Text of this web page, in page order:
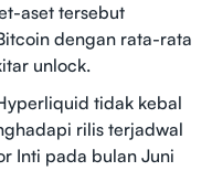
aset tersebut
dengan rata-rata
unlock.
tidak kebal
rilis terjadwal
Inti pada bulan Juni